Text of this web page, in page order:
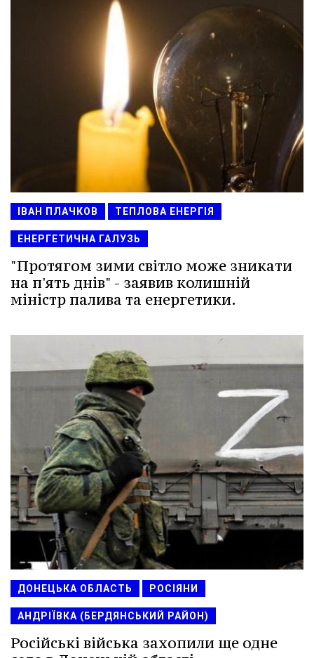
ІВАН ПЛАЧКОВ ТЕПЛОВА ЕНЕРГІЯ
ЕНЕРГЕТИЧНА ГАЛУЗЬ
"Протягом зими світло може зникати
на п'ять днів" - заявив колишній
міністр палива та енергетики.
ДОНЕЦЬКА ОБЛАСТЬ РОСІЯНИ
АНДРІЇВКА (БЕРДЯНСЬКИЙ РАЙОН)
Російські війська захопили ще одне